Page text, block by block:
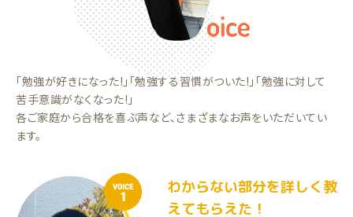
「勉強が好きになった!」「勉強する習慣がついた!」「勉強に対して
苦手意識がなくなった!」
各ご家庭から合格を喜ぶ声など、さまざまなお声をいただいてい
ます。
VOICE
1
わからない部分を詳しく教
えてもらえた！